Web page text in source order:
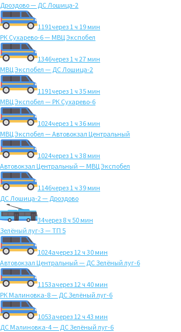
Дроздово — ДС Лошица-2
1191через 1 ч 19 мин
РК Сухарево-6 — МВЦ Экспобел
1346через 1 ч 27 мин
МВЦ Экспобел — ДС Лошица-2
1191через 1 ч 35 мин
МВЦ Экспобел — РК Сухарево-6
1024через 1 ч 36 мин
МВЦ Экспобел — Автовокзал Центральный
1024через 1 ч 38 мин
Автовокзал Центральный — МВЦ Экспобел
1146через 1 ч 39 мин
ДС Лошица-2 — Дроздово
34через 8 ч 50 мин
Зелёный луг-3 — ТП 5
1024ачерез 12 ч 30 мин
Автовокзал Центральный — ДС Зелёный луг-6
1153ачерез 12 ч 40 мин
РК Малиновка-8 — ДС Зелёный луг-6
1053ачерез 12 ч 43 мин
ДС Малиновка-4 — ДС Зелёный луг-6